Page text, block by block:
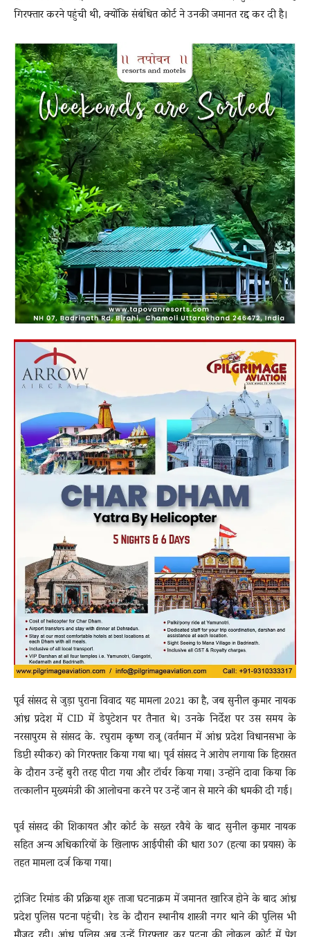
गिरफ्तार करने पहुंची थी, क्योंकि संबंधित कोर्ट ने उनकी जमानत रद्द कर दी है।
पूर्व सांसद से जुड़ा पुराना विवाद यह मामला 2021 का है, जब सुनील कुमार नायक
आंध्र प्रदेश में CID में डेपुटेशन पर तैनात थे। उनके निर्देश पर उस समय के
नरसापुरम से सांसद के. रघुराम कृष्ण राजू (वर्तमान में आंध्र प्रदेश विधानसभा के
डिप्टी स्पीकर) को गिरफ्तार किया गया था। पूर्व सांसद ने आरोप लगाया कि हिरासत
के दौरान उन्हें बुरी तरह पीटा गया और टॉर्चर किया गया। उन्होंने दावा किया कि
तत्कालीन मुख्यमंत्री की आलोचना करने पर उन्हें जान से मारने की धमकी दी गई।
पूर्व सांसद की शिकायत और कोर्ट के सख्त रवैये के बाद सुनील कुमार नायक
सहित अन्य अधिकारियों के खिलाफ आईपीसी की धारा 307 (हत्या का प्रयास) के
तहत मामला दर्ज किया गया।
ट्रांजिट रिमांड की प्रक्रिया शुरू ताजा घटनाक्रम में जमानत खारिज होने के बाद आंध्र
प्रदेश पुलिस पटना पहुंची। रेड के दौरान स्थानीय शास्त्री नगर थाने की पुलिस भी